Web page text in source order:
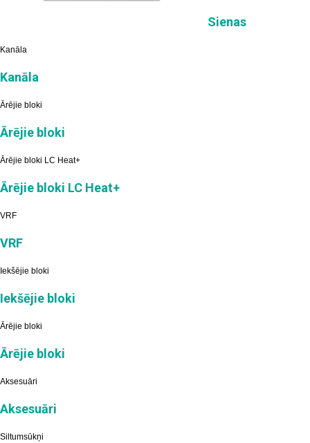
Sienas
Kanāla
Kanāla
Ārējie bloki
Ārējie bloki
Ārējie bloki LC Heat+
Ārējie bloki LC Heat+
VRF
VRF
Iekšējie bloki
Iekšējie bloki
Ārējie bloki
Ārējie bloki
Aksesuāri
Aksesuāri
Siltumsūkņi